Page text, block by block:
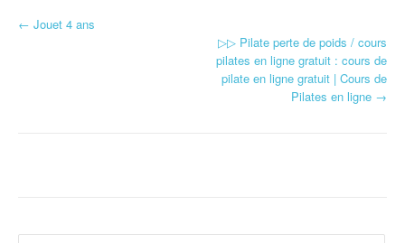
Navigation d'article
← Jouet 4 ans
▷▷ Pilate perte de poids / cours
pilates en ligne gratuit : cours de
pilate en ligne gratuit | Cours de
Pilates en ligne →